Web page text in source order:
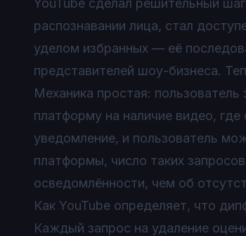
YouTube сделал решительный
распознавании лица, стал
уделом избранных — её
представителей шоу-бизнеса.
Механика простая:
платформу на наличие видео,
уведомление, и пользователь
платформы, число таких
осведомлённости, чем об
Как YouTube определяет, что
Каждый запрос на удаление